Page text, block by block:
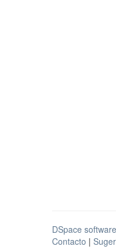
DSpace software
Contacto |